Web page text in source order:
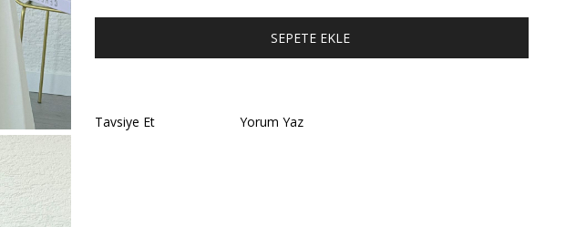
Tavsiye Et
Yorum Yaz